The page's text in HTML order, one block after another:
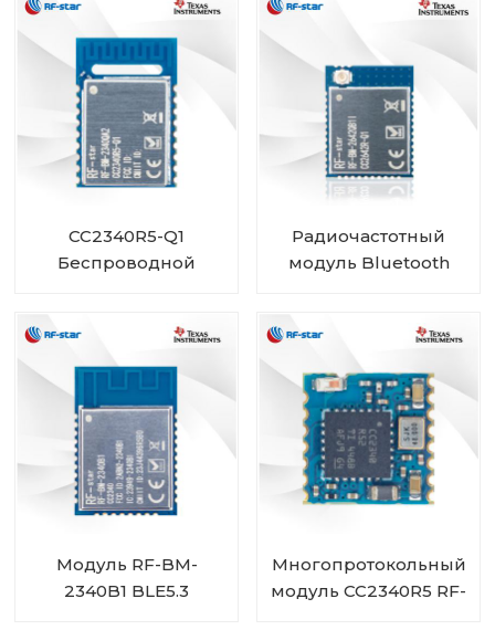
CC2340R5-Q1
Беспроводной
энергопотреблением
RF-BM-2340QB1
Радиочастотный
модуль Bluetooth
класса для
транспортных
средств
Модуль RF-BM-
2340B1 BLE5.3
Многопротокольный
модуль CC2340R5 RF-